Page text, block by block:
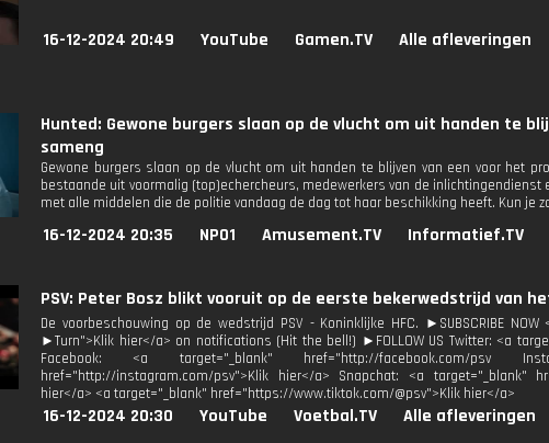
16-12-2024 20:49 YouTube Gamen.TV Alle afleveringen
Hunted: Gewone burgers slaan op de vlucht om uit handen te
sameng
Gewone burgers slaan op de vlucht om uit handen te blijven van een voor het
bestaande uit voormalig (top)echercheurs, medewerkers van de
met alle middelen die de politie vandaag de dag tot haar beschikking heeft. Kun je
16-12-2024 20:35 NPO1 Amusement.TV Informatief.TV
PSV: Peter Bosz blikt vooruit op de eerste bekerwedstrijd van
De voorbeschouwing op de wedstrijd PSV - Koninklijke HFC. ►SUBSCRIBE
►Turn">Klik hier</a> on notifications (Hit the bell!) ►FOLLOW US Twitter: <a
Facebook: <a target="_blank" href="http://facebook.com/psv
href="http://instagram.com/psv">Klik hier</a> Snapchat: <a target="_blank"
hier</a> <a target="_blank" href="https://www.tiktok.com/@psv">Klik hier</a>
16-12-2024 20:30 YouTube Voetbal.TV Alle afleveringen